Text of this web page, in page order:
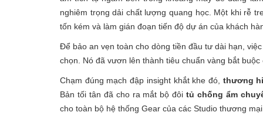
nghiêm trọng dải chất lượng quang học. Một khi rễ
tốn kém và làm gián đoạn tiến độ dự án của khách
Để bảo an vẹn toàn cho dòng tiền đầu tư dài hạn,
chọn. Nó đã vươn lên thành tiêu chuẩn vàng bắt
Chạm đúng mạch đập insight khắt khe đó, thương
Bản tối tân đã cho ra mắt bộ đôitủ chống ẩm
cho toàn bộ hệ thống Gear của các Studio thương